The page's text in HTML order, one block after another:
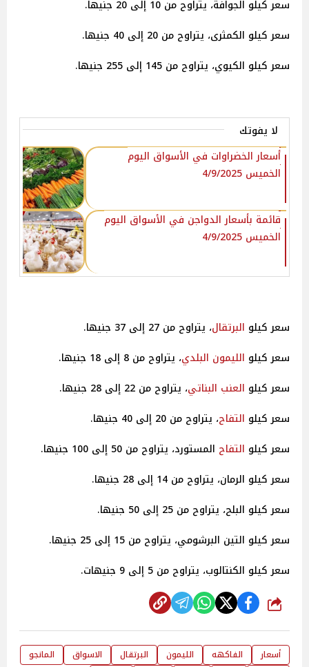
سعر كيلو الجوافة، يتراوح من 10 إلى 20 جنيها.
سعر كيلو الكمثرى، يتراوح من 20 إلى 40 جنيها.
سعر كيلو الكيوي، يتراوح من 145 إلى 255 جنيها.
لا يفوتك
أسعار الخضراوات في الأسواق‎‎ اليوم
الخميس 4/9/2025
قائمة بأسعار الدواجن في الأسواق‎‎ اليوم
الخميس 4/9/2025
سعر كيلو البرتقال، يتراوح من 27 إلى 37 جنيها.
سعر كيلو الليمون البلدي، يتراوح من 8 إلى 18 جنيها.
سعر كيلو العنب البناتي، يتراوح من 22 إلى 28 جنيها.
سعر كيلو التفاح، يتراوح من 20 إلى 40 جنيها.
سعر كيلو التفاح المستورد، يتراوح من 50 إلى 100 جنيها.
سعر كيلو الرمان، يتراوح من 14 إلى 28 جنيها.
سعر كيلو البلح، يتراوح من 25 إلى 50 جنيها.
سعر كيلو التين البرشومي، يتراوح من 15 إلى 25 جنيها.
سعر كيلو الكنتالوب، يتراوح من 5 إلى 9 جنيهات.
شارك
أسعار الفاكهه الليمون البرتقال الاسواق
المانجو